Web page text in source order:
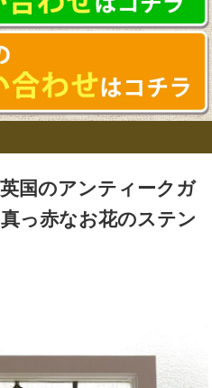
国のアンティークガ
っ赤なお花のステン